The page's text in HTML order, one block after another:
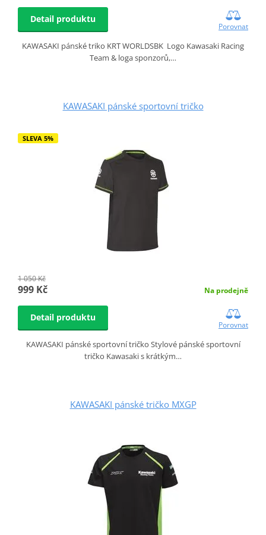
Detail produktu
Porovnat
KAWASAKI pánské triko KRT WORLDSBK Logo Kawasaki Racing
Team & loga sponzorů,…
KAWASAKI pánské sportovní tričko
SLEVA 5%
1 050 Kč
999 Kč Na prodejně
Detail produktu
Porovnat
KAWASAKI pánské sportovní tričko Stylové pánské sportovní
tričko Kawasaki s krátkým…
KAWASAKI pánské tričko MXGP